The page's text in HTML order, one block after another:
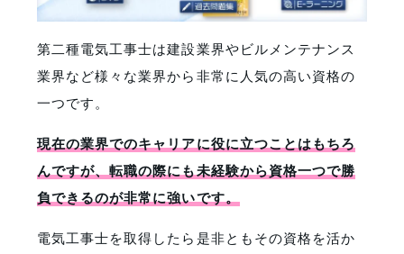
第二種電気工事士は建設業界やビルメンテナンス
業界など様々な業界から非常に人気の高い資格の
一つです。
現在の業界でのキャリアに役に立つことはもちろ
んですが、転職の際にも未経験から資格一つで勝
負できるのが非常に強いです。
電気工事士を取得したら是非ともその資格を活か